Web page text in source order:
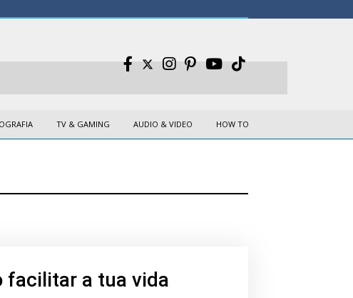
TV & GAMING AUDIO & VIDEO HOW TO
facilitar a tua vida